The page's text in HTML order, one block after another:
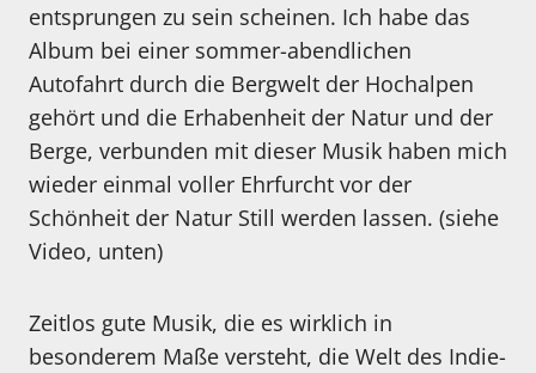
entsprungen zu sein scheinen. Ich habe das
Album bei einer sommer-abendlichen
Autofahrt durch die Bergwelt der Hochalpen
gehört und die Erhabenheit der Natur und der
Berge, verbunden mit dieser Musik haben mich
wieder einmal voller Ehrfurcht vor der
Schönheit der Natur Still werden lassen. (siehe
Video, unten)
Zeitlos gute Musik, die es wirklich in
besonderem Maße versteht, die Welt des Indie-